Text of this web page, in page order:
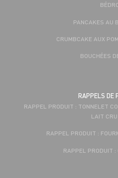
PANCAKES AU
CRUMBCAKE AUX
BOUCHÉES
RAPPELS DE
RAPPEL PRODUIT : TONNELET
LAIT
RAPPEL PRODUIT :
RAPPEL PRODUIT :